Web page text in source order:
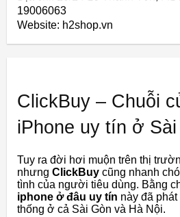
19006063
Website: h2shop.vn
ClickBuy – Chuỗi
iPhone uy tín ở Sài
Tuy ra đời hơi muộn trên thị
nhưng ClickBuy cũng nhanh
tình của người tiêu dùng. Bằng
iphone ở đâu uy tín này đã
thống ở cả Sài Gòn và Hà Nội.